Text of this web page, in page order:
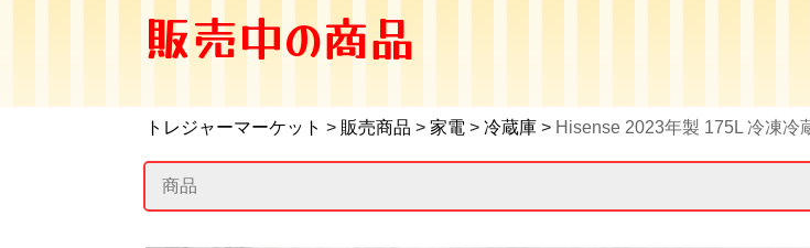
販売中の商品
トレジャーマーケット > 販売商品 > 家電 > 冷蔵庫 > Hisense 2023年製 175L 冷凍冷